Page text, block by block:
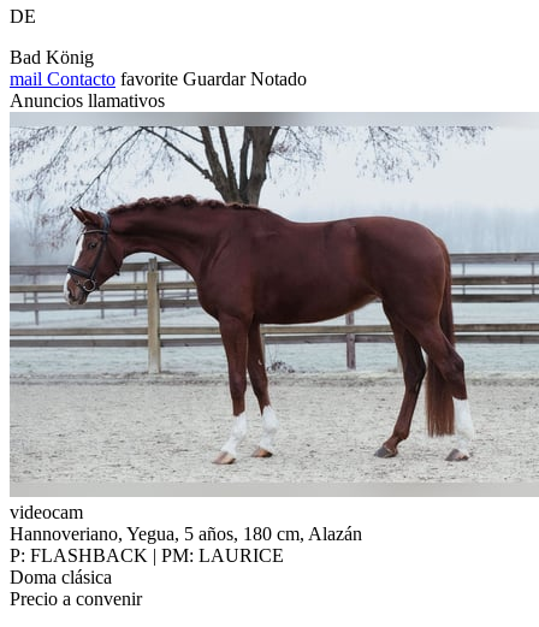
DE
Bad König
mail Contacto favorite Guardar Notado
Anuncios llamativos
videocam
Hannoveriano, Yegua, 5 años, 180 cm, Alazán
P: FLASHBACK | PM: LAURICE
Doma clásica
Precio a convenir